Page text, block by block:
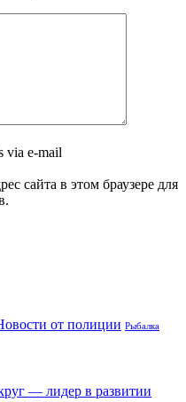
via e-mail
сайта в этом браузере для
от полиции Рыбалка
— лидер в развитии